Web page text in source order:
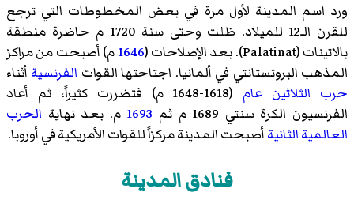
ورد اسم المدينة لأول مرة في بعض المخطوطات التي ترجع
للقرن الـ12 للميلاد. ظلت وحتى سنة 1720 م حاضرة منطقة
بالاتينات(Palatinat). بعد الإصلاحات ( 1646م) أصبحت من مراكز
المذهب البروتستانتي في ألمانيا. اجتاحتها القوات الفرنسية أثناء
حرب الثلاثين عام
(1618-1648 م) فتضررت كثيراً، ثم أعاد
الفرنسيون الكرة سنتي 1689 م ثم
1693 م. بعد نهاية الحرب
العالمية الثانيةأصبحت المدينة مركزاً للقوات الأمريكية في أوروبا.
فنادق المدينة